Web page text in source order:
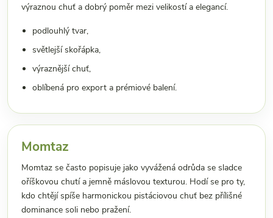
výraznou chuť a dobrý poměr mezi velikostí a elegancí.
podlouhlý tvar,
světlejší skořápka,
výraznější chuť,
oblíbená pro export a prémiové balení.
Momtaz
Momtaz se často popisuje jako vyvážená odrůda se sladce
oříškovou chutí a jemně máslovou texturou. Hodí se pro ty,
kdo chtějí spíše harmonickou pistáciovou chuť bez přílišné
dominance soli nebo pražení.